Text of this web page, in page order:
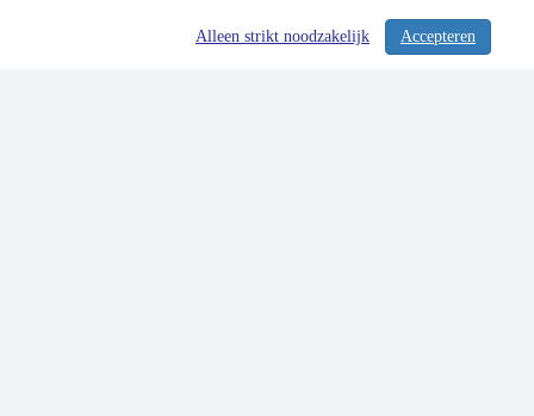
/ 355
Accepteren
Alleen strikt noodzakelijk